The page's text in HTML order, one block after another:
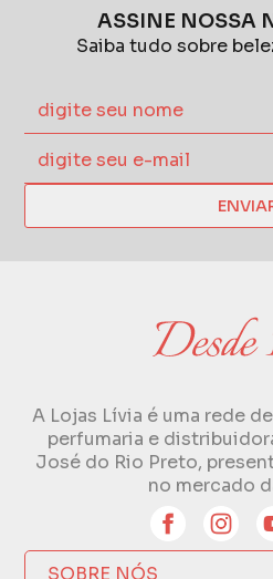
ASSINE NOSSA
Saiba tudo sobre
A Lojas Lívia é uma rede
perfumaria e
José do Rio Preto,
no mercado
SOBRE NÓS